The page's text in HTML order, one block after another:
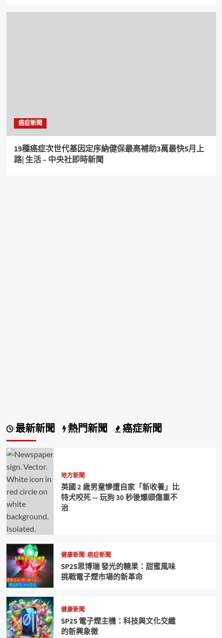
癌症新聞
19種癌症次世代基因定序納健保最高補助3萬最快5月上
路| 生活 – 中央社即時新聞
最新新聞 熱門新聞 癌症新聞
地方新聞
英國 2 歲男童慘遭自家「新收養」比
特犬咬死 — 玩狗 30 秒後爆頭傷重不
治
健康新聞 癌症新聞
SP2S思博瑞 發光的糖果：甜蜜風味
挑戰電子煙市場的新革命
健康新聞
SP2S 電子煙主機：科技與文化交織
的新興象徵